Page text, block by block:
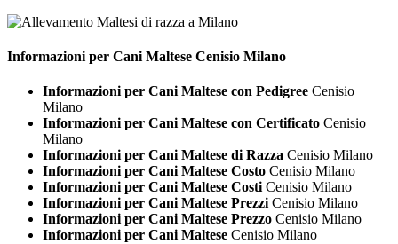
Informazioni per Cani Maltese Cenisio Milano
Informazioni per Cani Maltese con Pedigree Cenisio
Milano
Informazioni per Cani Maltese con Certificato Cenisio
Milano
Informazioni per Cani Maltese di Razza Cenisio Milano
Informazioni per Cani Maltese Costo Cenisio Milano
Informazioni per Cani Maltese Costi Cenisio Milano
Informazioni per Cani Maltese Prezzi Cenisio Milano
Informazioni per Cani Maltese Prezzo Cenisio Milano
Informazioni per Cani Maltese Cenisio Milano